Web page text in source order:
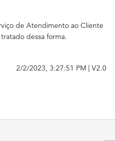
de Atendimento ao Cliente
dessa forma.
2/2/2023, 3:27:51 PM | V2.0